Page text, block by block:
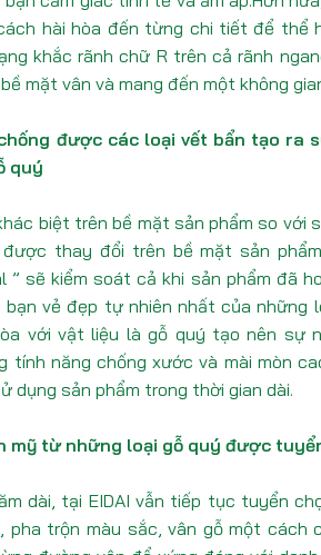
hài hòa đến từng chi tiết để thể
khắc rãnh chữ R trên cả rãnh
mặt vân và mang đến một không
được các loại vết bẩn tạo ra
quý
biệt trên bề mặt sản phẩm so với
thay đổi trên bề mặt sản
” sẽ kiểm soát cả khi sản phẩm đã
vẻ đẹp tự nhiên nhất của những
với vật liệu là gỗ quý tạo nên sự
tính năng chống xước và mài mòn
dụng sản phẩm trong thời gian dài.
mỹ từ những loại gỗ quý được
dài, tại EIDAI vẫn tiếp tục tuyển
pha trộn màu sắc, vân gỗ một cách